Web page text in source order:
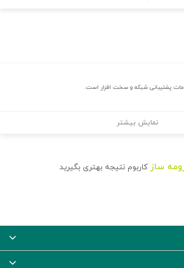
پشتیبانی شبکه و سخت افزار است.
نمایش بیشتر
ساز کاربوم نتیجه بهتری بگیرید